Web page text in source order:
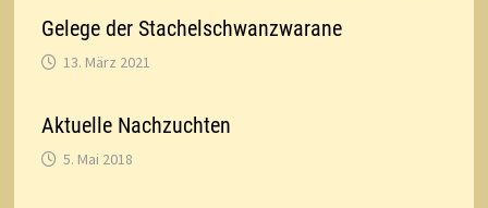
Gelege der Stachelschwanzwarane
13. März 2021
Aktuelle Nachzuchten
5. Mai 2018